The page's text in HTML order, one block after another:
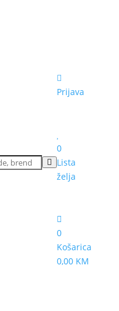
Prijava
0
Lista
želja
0
Košarica
0,00 KM